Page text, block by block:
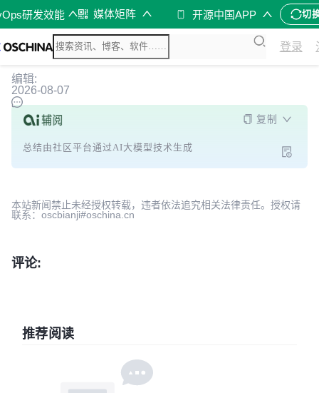
研发效能 媒体矩阵 开源中国APP 切
登录
编辑:
2026-08-07
复制
总结由社区平台通过AI大模型技术生成
本站新闻禁止未经授权转载，违者依法追究相关法律责任。授权请
联系：oscbianji#oschina.cn
评论:
推荐阅读